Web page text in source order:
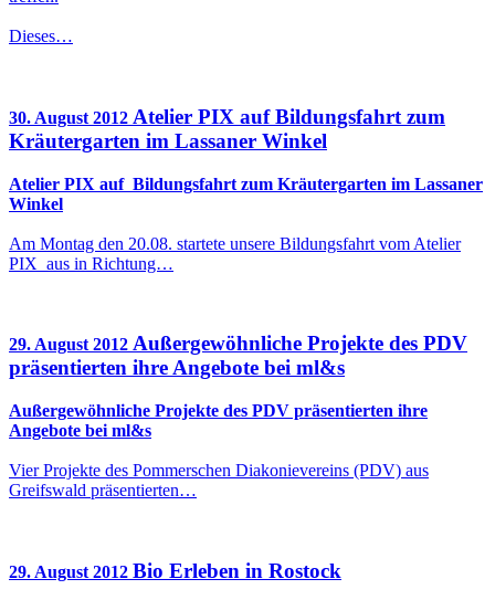
Dieses…
30. August 2012 Atelier PIX auf Bildungsfahrt zum
Kräutergarten im Lassaner Winkel
Atelier PIX auf Bildungsfahrt zum Kräutergarten im Lassaner
Winkel
Am Montag den 20.08. startete unsere Bildungsfahrt vom Atelier
PIX aus in Richtung…
29. August 2012 Außergewöhnliche Projekte des PDV
präsentierten ihre Angebote bei ml&s
Außergewöhnliche Projekte des PDV präsentierten ihre
Angebote bei ml&s
Vier Projekte des Pommerschen Diakonievereins (PDV) aus
Greifswald präsentierten…
29. August 2012 Bio Erleben in Rostock